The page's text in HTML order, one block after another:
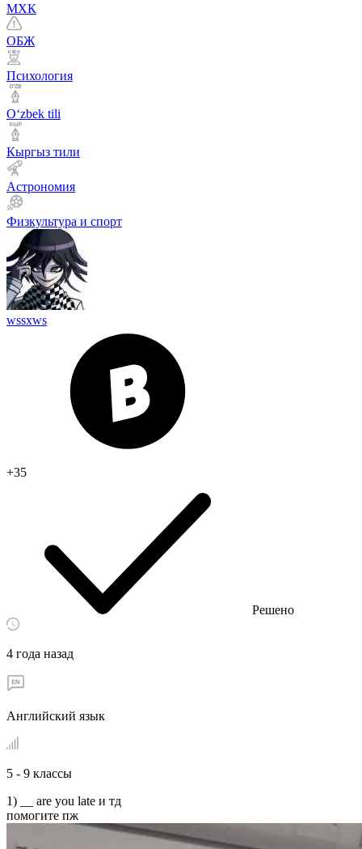
МХК
ОБЖ
Психология
Оʻzbek tili
Кыргыз тили
Астрономия
Физкультура и спорт
wssxws
+35
Решено
4 года назад
Английский язык
5 - 9 классы
1) __ are you late и тд
помогите пж​